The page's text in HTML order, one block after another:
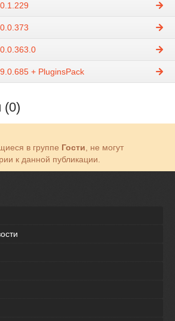
+ PluginsPack
(0)
в группе Гости , не могут
к данной публикации.